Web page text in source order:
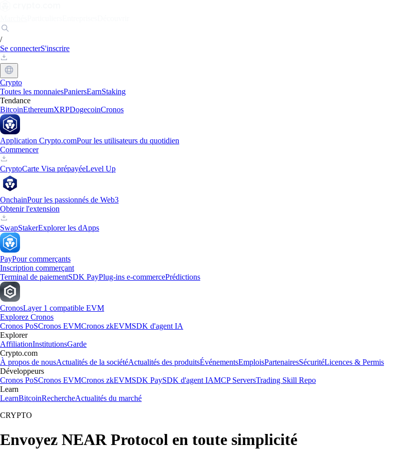
/
Se connecterS'inscrire
Crypto
Toutes les monnaiesPaniersEarnStaking
Tendance
BitcoinEthereumXRPDogecoinCronos
Application Crypto.comPour les utilisateurs du quotidien
Commencer
CryptoCarte Visa prépayéeLevel Up
OnchainPour les passionnés de Web3
Obtenir l'extension
SwapStakerExplorer les dApps
PayPour commerçants
Inscription commerçant
Terminal de paiementSDK PayPlug-ins e-commercePrédictions
CronosLayer 1 compatible EVM
Explorez Cronos
Cronos PoSCronos EVMCronos zkEVMSDK d'agent IA
Explorer
AffiliationInstitutionsGarde
Crypto.com
À propos de nousActualités de la sociétéActualités des produitsÉvénementsEmploisPartenairesSécuritéLicences & Permis
Développeurs
Cronos PoSCronos EVMCronos zkEVMSDK PaySDK d'agent IAMCP ServersTrading Skill Repo
Learn
LearnBitcoinRechercheActualités du marché
CRYPTO
Envoyez NEAR Protocol en toute simplicité